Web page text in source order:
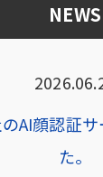
NEWS
AI顔認証
た。